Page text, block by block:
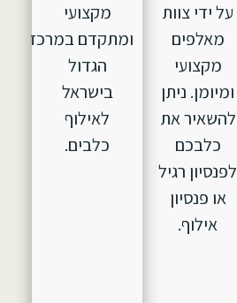
על ידי צוות
מאלפים
מקצועי
ומיומן. ניתן
להשאיר את
כלבכם
לפנסיון רגיל
או פנסיון
אילוף.
מקצועי
ומתקדם במרכז
הגדול
בישראל
לאילוף
כלבים.